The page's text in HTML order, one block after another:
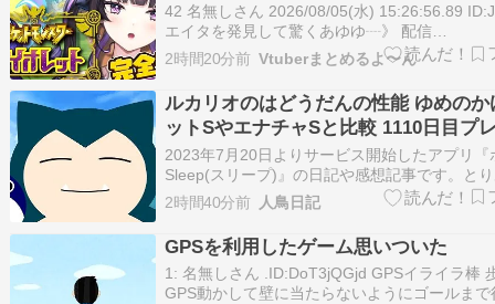
42 名無しさん 2026/08/05(水) 15:26:56.89
エイタを発見して驚くあゆゆ┈》 配信
《┈???????????? 13:00〜 YouTube ポケモ
オレット ˊ˗おはよう～????冒険がとまらない
めてのジムに挑戦…
2時間20分前 Vtuberまとめるよ〜ん
ルカリオのはどうだんの性能 ゆめのか
ットSやエナチャSと比較 1110日目プ
想【ポケスリ】
2023年7月20日よりサービス開始したアプリ『
Sleep(スリープ)』の日記や感想記事です。と
当面は無課金でやれるだけやってみようと思い
ルカリオのはどうだんの性能 ゆめのかけらゲ
ナチャSと比較 今日はポケスリのアップデート
れ、ルカリオ…
2時間40分前 人鳥日記
GPSを利用したゲーム思いついた
1: 名無しさん .ID:DoT3jQGjd GPSイライラ棒
GPS動かして壁に当たらないようにゴールまで